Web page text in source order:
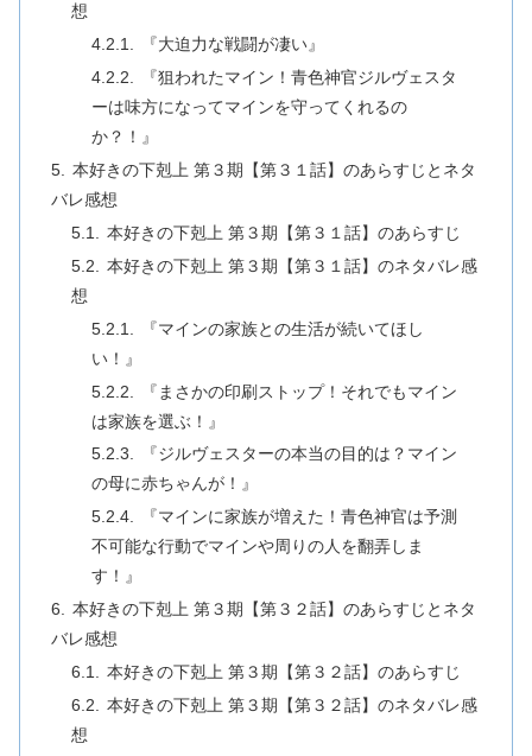
想
『大迫力な戦闘が凄い』
『狙われたマイン！青色神官ジルヴェスタ
ーは味方になってマインを守ってくれるの
か？！』
本好きの下剋上 第３期【第３１話】のあらすじとネタ
バレ感想
本好きの下剋上 第３期【第３１話】のあらすじ
本好きの下剋上 第３期【第３１話】のネタバレ感
想
『マインの家族との生活が続いてほし
い！』
『まさかの印刷ストップ！それでもマイン
は家族を選ぶ！』
『ジルヴェスターの本当の目的は？マイン
の母に赤ちゃんが！』
『マインに家族が増えた！青色神官は予測
不可能な行動でマインや周りの人を翻弄しま
す！』
本好きの下剋上 第３期【第３２話】のあらすじとネタ
バレ感想
本好きの下剋上 第３期【第３２話】のあらすじ
本好きの下剋上 第３期【第３２話】のネタバレ感
想